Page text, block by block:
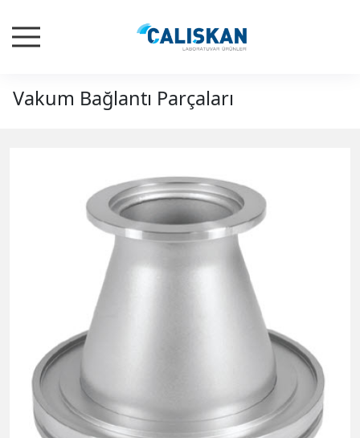
Vakum Bağlantı Parçaları